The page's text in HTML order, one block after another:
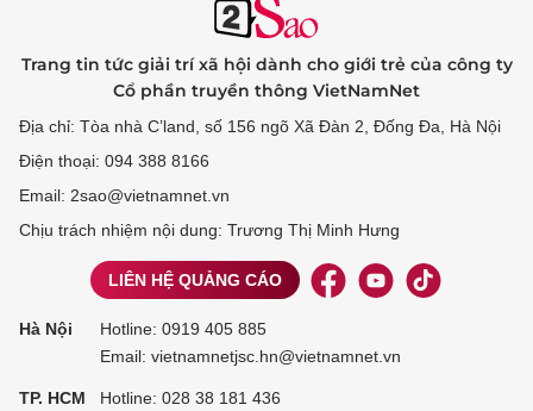
Trang tin tức giải trí xã hội dành cho giới trẻ của công ty
Cổ phần truyền thông VietNamNet
Địa chỉ: Tòa nhà C’land, số 156 ngõ Xã Đàn 2, Đống Đa, Hà Nội
Điện thoại: 094 388 8166
Email: 2sao@vietnamnet.vn
Chịu trách nhiệm nội dung: Trương Thị Minh Hưng
LIÊN HỆ QUẢNG CÁO
Hà Nội Hotline: 0919 405 885
Email: vietnamnetjsc.hn@vietnamnet.vn
TP. HCM Hotline: 028 38 181 436